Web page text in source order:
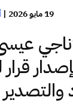
19 مايو 2026 |